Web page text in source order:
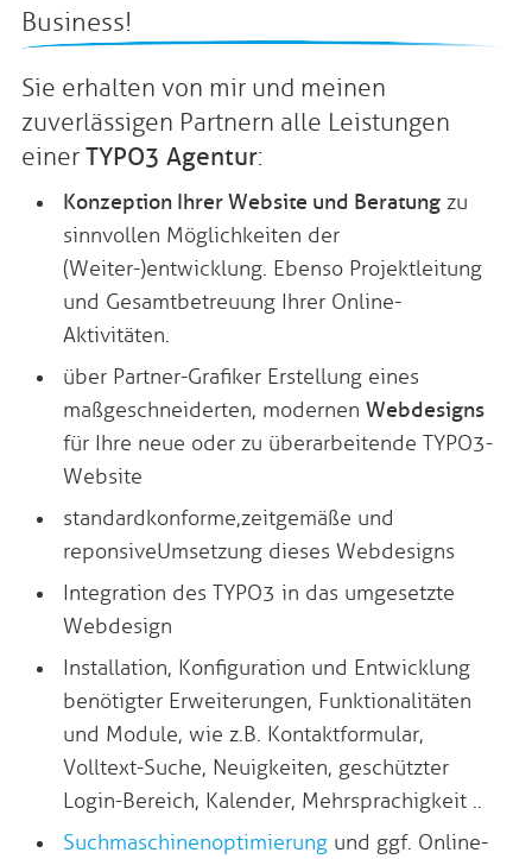
Business!
Sie erhalten von mir und meinen
zuverlässigen Partnern alle Leistungen
einer TYPO3 Agentur:
Konzeption Ihrer Website und Beratungzu
sinnvollen Möglichkeiten der
(Weiter-)entwicklung. Ebenso Projektleitung
und Gesamtbetreuung Ihrer Online-
Aktivitäten.
über Partner-Grafiker Erstellung eines
maßgeschneiderten, modernen Webdesigns
für Ihre neue oder zu überarbeitende TYPO3-
Website
standardkonforme, zeitgemäße und
reponsive Umsetzung dieses Webdesigns
Integration des TYPO3 in das umgesetzte
Webdesign
Installation, Konfiguration und Entwicklung
benötigter Erweiterungen, Funktionalitäten
und Module, wie z.B. Kontaktformular,
Volltext-Suche, Neuigkeiten, geschützter
Login-Bereich, Kalender, Mehrsprachigkeit ..
Suchmaschinenoptimierungund ggf. Online-